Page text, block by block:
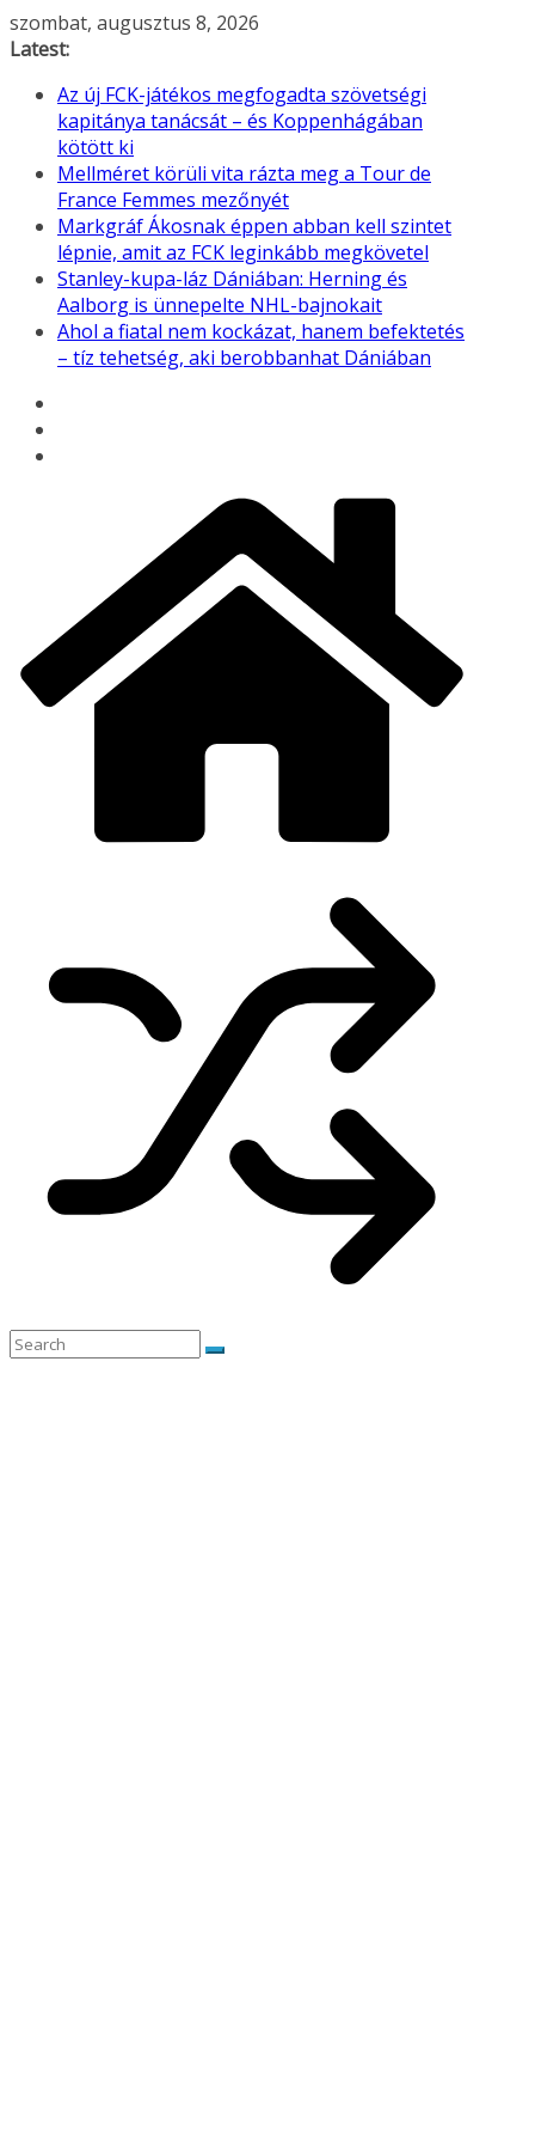
Skip
to
szombat, augusztus 8, 2026
Latest:
Az új FCK-játékos megfogadta szövetségi
kapitánya tanácsát – és Koppenhágában
kötött ki
Mellméret körüli vita rázta meg a Tour de
France Femmes mezőnyét
Markgráf Ákosnak éppen abban kell szintet
lépnie, amit az FCK leginkább megkövetel
Stanley-kupa-láz Dániában: Herning és
Aalborg is ünnepelte NHL-bajnokait
Ahol a fiatal nem kockázat, hanem befektetés
– tíz tehetség, aki berobbanhat Dániában